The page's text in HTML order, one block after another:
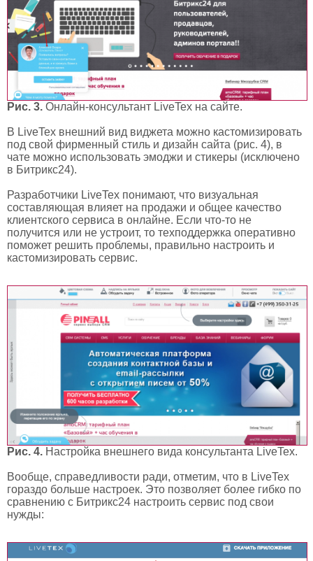
Рис. 3. Онлайн-консультант LiveTex на сайте.
В LiveTex внешний вид виджета можно кастомизировать
под свой фирменный стиль и дизайн сайта (рис. 4), в
чате можно использовать эмоджи и стикеры (исключено
в Битрикс24).
Разработчики LiveTex понимают, что визуальная
составляющая влияет на продажи и общее качество
клиентского сервиса в онлайне. Если что-то не
получится или не устроит, то техподдержка оперативно
поможет решить проблемы, правильно настроить и
кастомизировать сервис.
Рис. 4. Настройка внешнего вида консультанта LiveTex.
Вообще, справедливости ради, отметим, что в LiveTex
гораздо больше настроек. Это позволяет более гибко по
сравнению с Битрикс24 настроить сервис под свои
нужды: